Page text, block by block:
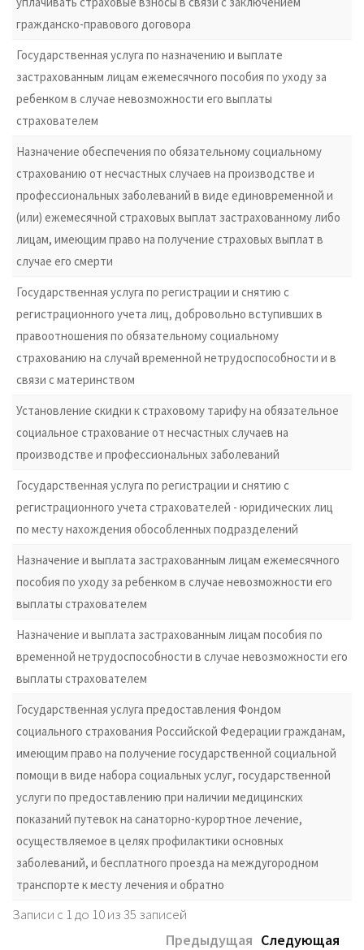
гражданско-правового договора
Государственная услуга по назначению и выплате
застрахованным лицам ежемесячного пособия по уходу за
ребенком в случае невозможности его выплаты
страхователем
Назначение обеспечения по обязательному социальному
страхованию от несчастных случаев на производстве и
профессиональных заболеваний в виде единовременной и
(или) ежемесячной страховых выплат застрахованному либо
лицам, имеющим право на получение страховых выплат в
случае его смерти
Государственная услуга по регистрации и снятию с
регистрационного учета лиц, добровольно вступивших в
правоотношения по обязательному социальному
страхованию на случай временной нетрудоспособности и в
связи с материнством
Установление скидки к страховому тарифу на обязательное
социальное страхование от несчастных случаев на
производстве и профессиональных заболеваний
Государственная услуга по регистрации и снятию с
регистрационного учета страхователей - юридических лиц
по месту нахождения обособленных подразделений
Назначение и выплата застрахованным лицам ежемесячного
пособия по уходу за ребенком в случае невозможности его
выплаты страхователем
Назначение и выплата застрахованным лицам пособия по
временной нетрудоспособности в случае невозможности его
выплаты страхователем
Государственная услуга предоставления Фондом
социального страхования Российской Федерации гражданам,
имеющим право на получение государственной социальной
помощи в виде набора социальных услуг, государственной
услуги по предоставлению при наличии медицинских
показаний путевок на санаторно-курортное лечение,
осуществляемое в целях профилактики основных
заболеваний, и бесплатного проезда на междугородном
транспорте к месту лечения и обратно
Записи с 1 до 10 из 35 записей
Предыдущая Следующая